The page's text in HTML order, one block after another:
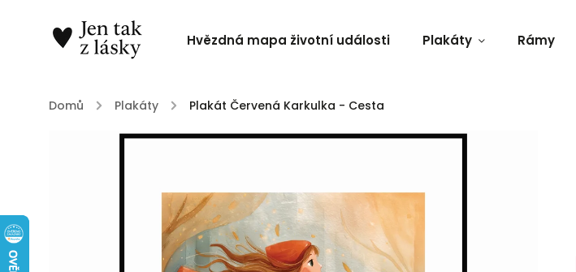
Hvězdná mapa životní události Plakáty Rámy
Domů / Plakáty / Plakát Červená Karkulka - Cesta